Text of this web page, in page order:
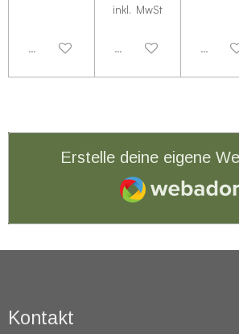
Deaktiviert
inkl. MwSt
Deaktiviert
Erstelle deine eigene
Webador
Kontakt